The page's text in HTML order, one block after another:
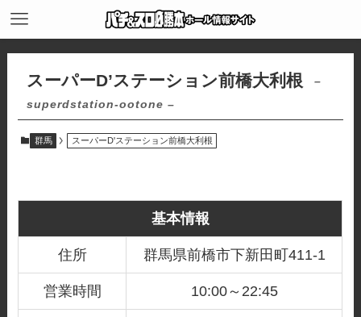
スーパーD’ステーション前橋大利根
–
superdstation-ootone –
群馬 スーパーD'ステーション前橋大利根
基本情報
住所 群馬県前橋市下新田町411-1
営業時間 10:00～22:45